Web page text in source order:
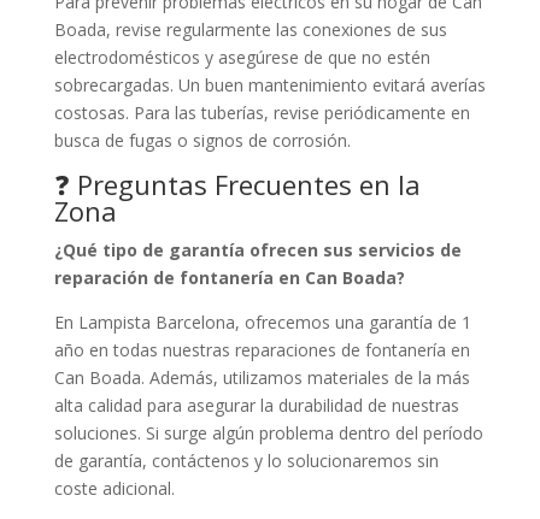
Boada, revise regularmente las conexiones de sus
electrodomésticos y asegúrese de que no estén
sobrecargadas. Un buen mantenimiento evitará averías
costosas. Para las tuberías, revise periódicamente en
busca de fugas o signos de corrosión.
❓ Preguntas Frecuentes en la
Zona
¿Qué tipo de garantía ofrecen sus servicios de
reparación de fontanería en Can Boada?
En Lampista Barcelona, ofrecemos una garantía de 1
año en todas nuestras reparaciones de fontanería en
Can Boada. Además, utilizamos materiales de la más
alta calidad para asegurar la durabilidad de nuestras
soluciones. Si surge algún problema dentro del período
de garantía, contáctenos y lo solucionaremos sin
coste adicional.